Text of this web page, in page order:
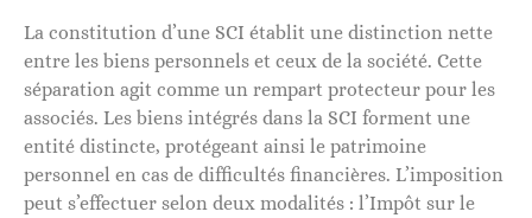
La constitution d’une SCI établit une distinction nette
entre les biens personnels et ceux de la société. Cette
séparation agit comme un rempart protecteur pour les
associés. Les biens intégrés dans la SCI forment une
entité distincte, protégeant ainsi le patrimoine
personnel en cas de difficultés financières. L’imposition
peut s’effectuer selon deux modalités : l’Impôt sur le